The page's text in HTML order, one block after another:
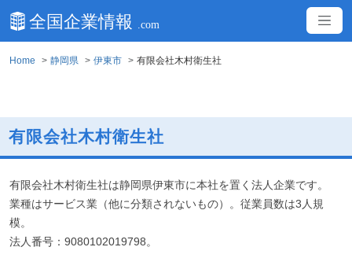
Home 静岡県 伊東市 有限会社木村衛生社
有限会社木村衛生社
有限会社木村衛生社は静岡県伊東市に本社を置く法人企業です。
業種はサービス業（他に分類されないもの）。従業員数は3人規
模。
法人番号：9080102019798。